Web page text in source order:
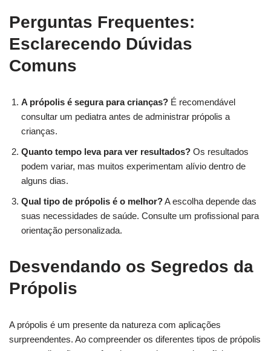
Perguntas Frequentes:
Esclarecendo Dúvidas
Comuns
A própolis é segura para crianças? É recomendável
consultar um pediatra antes de administrar própolis a
crianças.
Quanto tempo leva para ver resultados? Os resultados
podem variar, mas muitos experimentam alívio dentro de
alguns dias.
Qual tipo de própolis é o melhor?A escolha depende das
suas necessidades de saúde. Consulte um profissional para
orientação personalizada.
Desvendando os Segredos da
Própolis
A própolis é um presente da natureza com aplicações
surpreendentes. Ao compreender os diferentes tipos de própolis